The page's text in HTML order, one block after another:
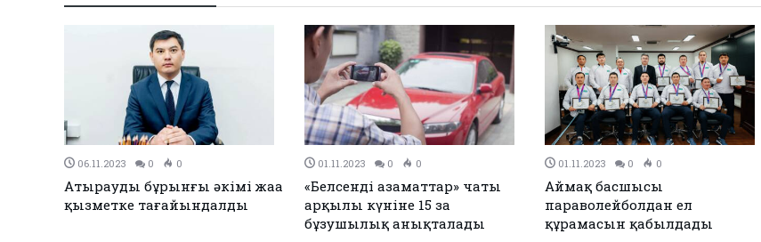
31.10.2023 0 0
Атырауда эхинококкоз
ауруының 9 жағдайы тіркелді
31.10.2023 0 0
Қағаз стақандар шығарып,
Теңіз мердігері атанды
30.10.2023 0 0
Атырауда апатты үй
тұрғындарына жаңа баспана
берілді